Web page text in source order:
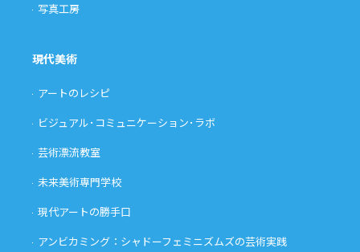
写真工房
現代美術
アートのレシピ
ビジュアル･コミュニケーション･ラボ
芸術漂流教室
未来美術専門学校
現代アートの勝手口
アンビカミング：シャドーフェミニズムズの芸術実践